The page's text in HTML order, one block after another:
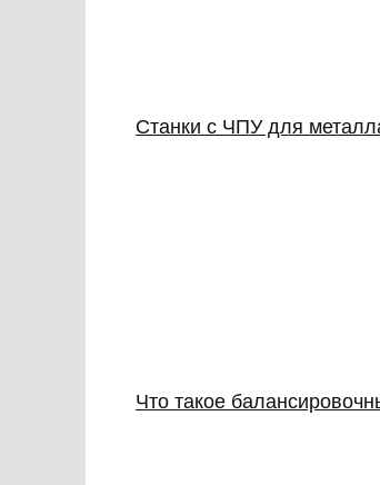
Станки с ЧПУ для
Что такое